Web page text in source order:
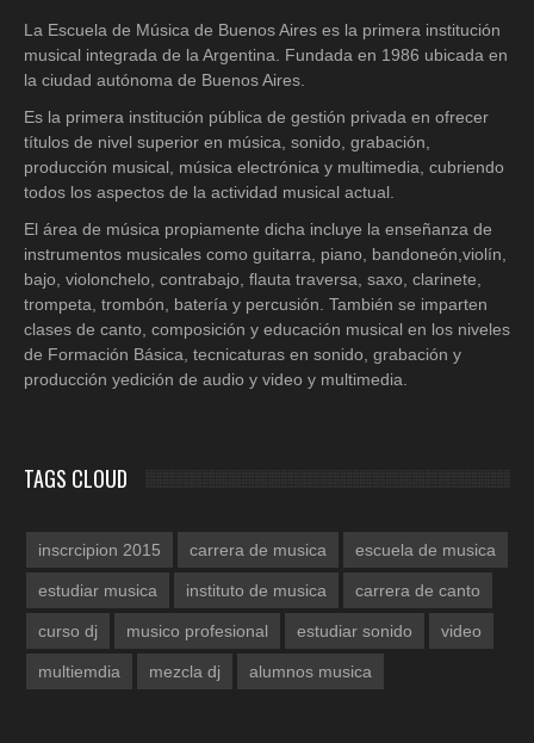
La Escuela de Música de Buenos Aires es la primera institución
musical integrada de la Argentina. Fundada en 1986 ubicada en
la ciudad autónoma de Buenos Aires.
Es la primera institución pública de gestión privada en ofrecer
títulos de nivel superior en música, sonido, grabación,
producción musical, música electrónica y multimedia, cubriendo
todos los aspectos de la actividad musical actual.
El área de música propiamente dicha incluye la enseñanza de
instrumentos musicales como guitarra, piano, bandoneón,violín,
bajo, violonchelo, contrabajo, flauta traversa, saxo, clarinete,
trompeta, trombón, batería y percusión. También se imparten
clases de canto, composición y educación musical en los niveles
de Formación Básica, tecnicaturas en sonido, grabación y
producción yedición de audio y video y multimedia.
TAGS CLOUD
inscrcipion 2015 carrera de musica escuela de musica
estudiar musica instituto de musica carrera de canto
curso dj musico profesional estudiar sonido video
multiemdia mezcla dj alumnos musica